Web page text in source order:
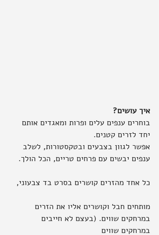
איך עושים?
בוחרים ענפים עלים ופרות ומאגדים אותם
יחד לזרים קטנים.
אפשר לגוון בצבעים ובטקסטורות, לשלב
ענפים יבשים עם פרחים טריים, הכל הולך.
כל אחד מהזרים קושרים בסרט בד צבעוני,
מותחים חבל וקושרים אליו את הזרים
במרחקים שווים. (בעצם לא חייבים
במרחקים שווים